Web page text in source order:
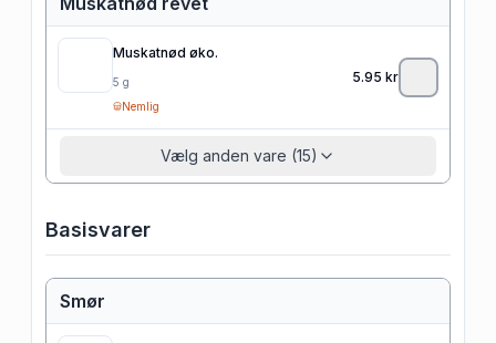
Muskatnød øko.
5 g
Nemlig
5.95 kr
Vælg anden vare (15)
Basisvarer
Smør